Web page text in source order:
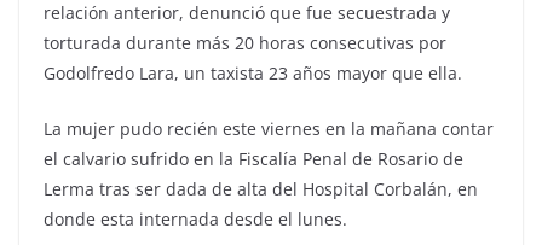
relación anterior, denunció que fue secuestrada y
torturada durante más 20 horas consecutivas por
Godolfredo Lara, un taxista 23 años mayor que ella.
La mujer pudo recién este viernes en la mañana contar
el calvario sufrido en la Fiscalía Penal de Rosario de
Lerma tras ser dada de alta del Hospital Corbalán, en
donde esta internada desde el lunes.